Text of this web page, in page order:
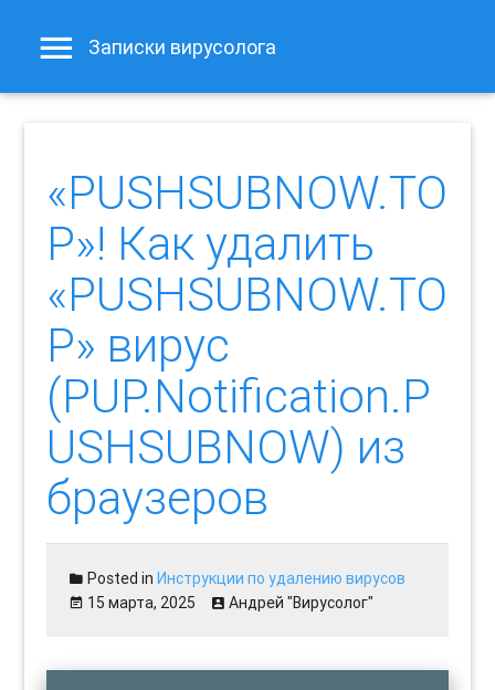
Записки вирусолога
«PUSHSUBNOW.TO
P»! Как удалить
«PUSHSUBNOW.TO
P» вирус
(PUP.Notification.P
USHSUBNOW) из
браузеров
Posted inИнструкции по удалению вирусов
15 марта, 2025
Андрей "Вирусолог"